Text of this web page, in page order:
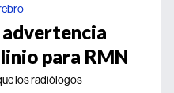
advertencia
para RMN
los radiólogos